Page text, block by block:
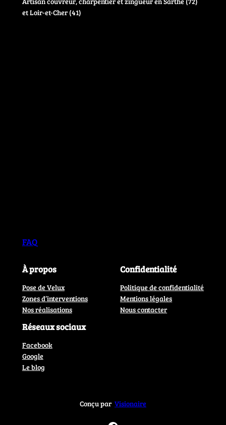
et Loir-et-Cher (41)
FAQ
À propos
Pose de Velux
Zones d’interventions
Nos réalisations
Confidentialité
Politique de confidentialité
Mentions légales
Nous contacter
Réseaux sociaux
Facebook
Google
Le blog
Conçu par Visionaire